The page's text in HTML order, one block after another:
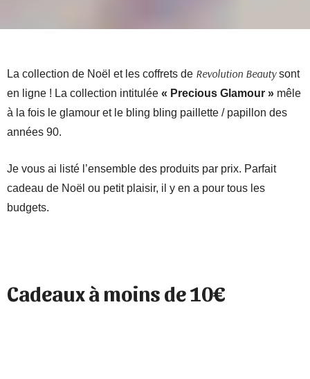
La collection de Noël et les coffrets de Revolution Beautysont
en ligne ! La collection intitulée « Precious Glamour » mêle
à la fois le glamour et le bling bling paillette / papillon des
années 90.
Je vous ai listé l’ensemble des produits par prix. Parfait
cadeau de Noël ou petit plaisir, il y en a pour tous les
budgets.
Cadeaux à moins de 10€